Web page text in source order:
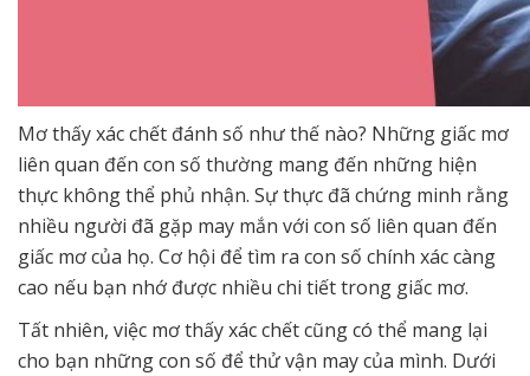
Mơ thấy xác chết đánh số như thế nào? Những giấc mơ
liên quan đến con số thường mang đến những hiện
thực không thể phủ nhận. Sự thực đã chứng minh rằng
nhiều người đã gặp may mắn với con số liên quan đến
giấc mơ của họ. Cơ hội để tìm ra con số chính xác càng
cao nếu bạn nhớ được nhiều chi tiết trong giấc mơ.
Tất nhiên, việc mơ thấy xác chết cũng có thể mang lại
cho bạn những con số để thử vận may của mình. Dưới